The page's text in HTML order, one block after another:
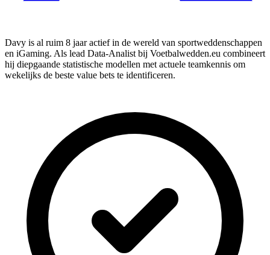
Davy is al ruim 8 jaar actief in de wereld van sportweddenschappen
en iGaming. Als lead Data-Analist bij Voetbalwedden.eu combineert
hij diepgaande statistische modellen met actuele teamkennis om
wekelijks de beste value bets te identificeren.